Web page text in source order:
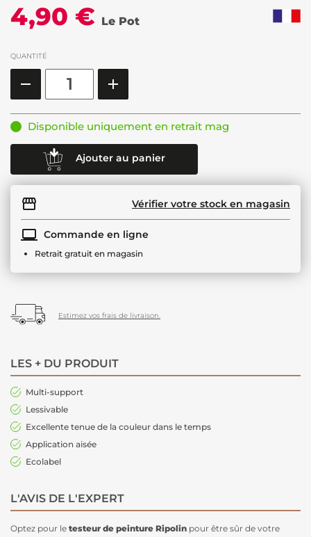
4,90 € Le Pot
QUANTITÉ
Disponible uniquement en retrait mag
Ajouter au panier
Vérifier votre stock en magasin
Commande en ligne
Retrait gratuit en magasin
Estimez vos frais de livraison.
LES + DU PRODUIT
Multi-support
Lessivable
Excellente tenue de la couleur dans le temps
Application aisée
Ecolabel
L'AVIS DE L'EXPERT
Optez pour le testeur de peinture Ripolin pour être sûr de votre